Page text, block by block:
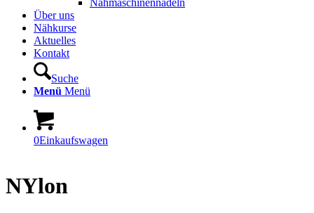
Nähmaschinennadeln
Über uns
Nähkurse
Aktuelles
Kontakt
Suche
Menü Menü
0Einkaufswagen
NYlon